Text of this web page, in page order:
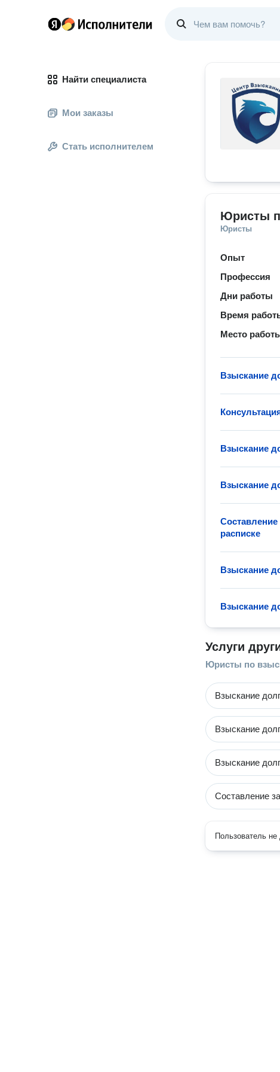
Найти специалиста
Мои заказы
Стать исполнителем
Юристы
Юристы
Опыт
Профессия
Дни работы
Время
Место
Взыскание
Взыскание
Взыскание
расписке
Взыскание
Взыскание
Услуги
Юристы по
Взыскание
Взыскание
Взыскание
Составление
Пользователь